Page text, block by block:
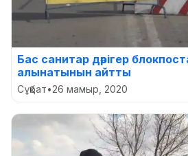
Бас санитар дәрігер
алынатынын айтты
Сұқбат•26 мамыр, 2020